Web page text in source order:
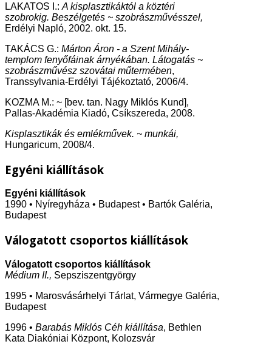
LAKATOS I.: A kisplasztikáktól a köztéri
szobrokig. Beszélgetés ~ szobrászművésszel,
Erdélyi Napló, 2002. okt. 15.
TAKÁCS G.: Márton Áron - a Szent Mihály-
templom fenyőfáinak árnyékában. Látogatás ~
szobrászművész szovátai műtermében,
Transsylvania-Erdélyi Tájékoztató, 2006/4.
KOZMA M.: ~ [bev. tan. Nagy Miklós Kund],
Pallas-Akadémia Kiadó, Csíkszereda, 2008.
Kisplasztikák és emlékművek. ~ munkái,
Hungaricum, 2008/4.
Egyéni kiállítások
Egyéni kiállítások
1990 • Nyíregyháza • Budapest • Bartók Galéria,
Budapest
Válogatott csoportos kiállítások
Válogatott csoportos kiállítások
Médium II., Sepsziszentgyörgy
1995 • Marosvásárhelyi Tárlat, Vármegye Galéria,
Budapest
1996 • Barabás Miklós Céh kiállítása, Bethlen
Kata Diakóniai Központ, Kolozsvár